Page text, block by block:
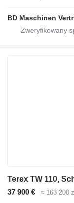
BD Maschinen
Terex TW 110,
37 900 €
≈ 163 200